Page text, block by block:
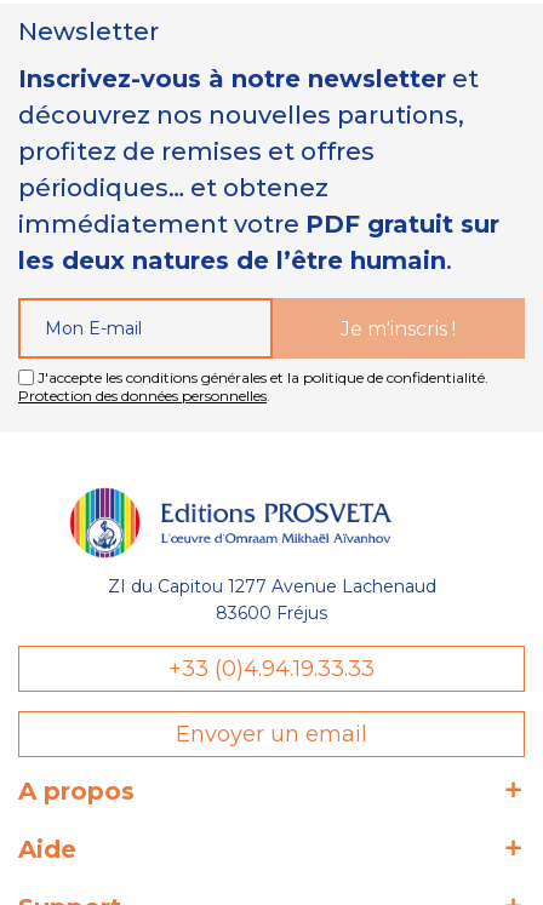
Newsletter
Inscrivez-vous à notre newsletter et
découvrez nos nouvelles parutions,
profitez de remises et offres
périodiques… et obtenez
immédiatement votre PDF gratuit sur
les deux natures de l’être humain.
J'accepte les conditions générales et la politique de confidentialité.
Protection des données personnelles.
ZI du Capitou 1277 Avenue Lachenaud
83600 Fréjus
+33 (0)4.94.19.33.33
Envoyer un email
A propos
Aide